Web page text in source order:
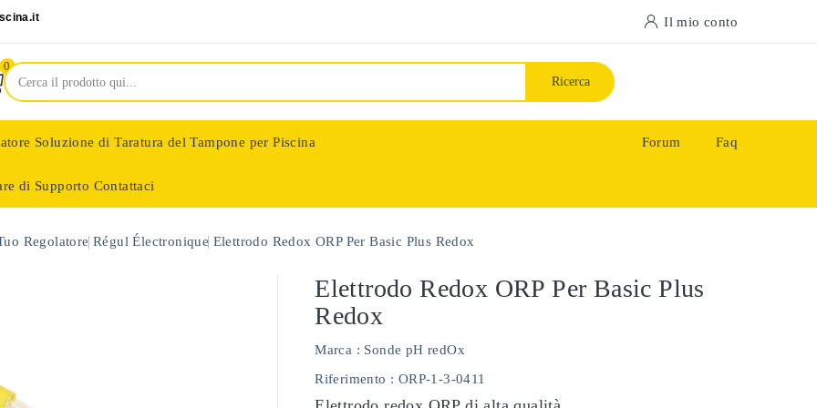
Il mio conto
0
Ricerca
Soluzione di Taratura del Tampone per Piscina
di Supporto Contattaci
Forum Faq
Regolatore Régul Électronique Elettrodo Redox ORP Per Basic Plus Redox
Elettrodo Redox ORP Per Basic Plus
Redox
Marca : Sonde pH redOx
Riferimento : ORP-1-3-0411